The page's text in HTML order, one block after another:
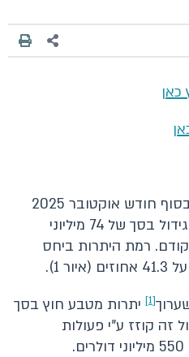
יתרות מטבע החוץ הסתכמו בסוף חודש אוקטובר 2025
בסך 231,954 מיליוני דולרים, גידול בסך של 74 מיליוני
רמת היתרות ביחס
1).
[1]
יתרות מטבע חוץ בסך
גידול זה קוזז ע"י פעולות